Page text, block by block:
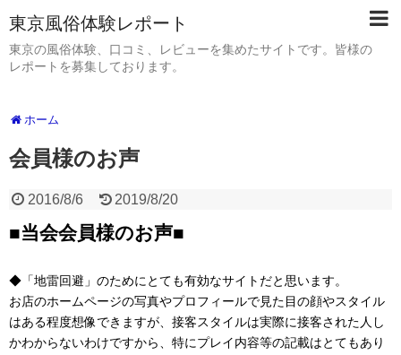
東京風俗体験レポート
東京の風俗体験、口コミ、レビューを集めたサイトです。皆様の
レポートを募集しております。
ホーム
会員様のお声
2016/8/6 2019/8/20
■当会会員様のお声■
◆「地雷回避」のためにとても有効なサイトだと思います。
お店のホームページの写真やプロフィールで見た目の顔やスタイル
はある程度想像できますが、接客スタイルは実際に接客された人し
かわからないわけですから、特にプレイ内容等の記載はとてもあり